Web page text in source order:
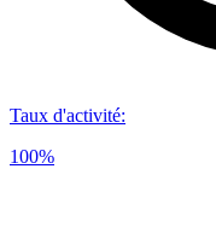
Taux d'activité:
100%